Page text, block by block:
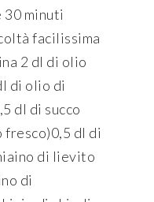
minuti
facilissima
2 dl di olio
di olio di
dl di succo
fresco)0,5 dl di
di lievito
di